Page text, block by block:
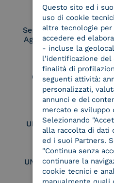
Service Provider e
Aggregatore SPID
Conservatore
qualificato
UNI EN ISO 9001
UNI EN ISO 27017
Questo sito ed i
uso di cookie
altre tecnologie per
accedere ed
- incluse la
l’identificazione
finalità di
seguenti attività:
personalizzati,
annunci e del
mercato e sviluppo
Selezionando
alla raccolta di dati
ed i suoi Partners.
"Continua senza
continuare la
cookie tecnici e